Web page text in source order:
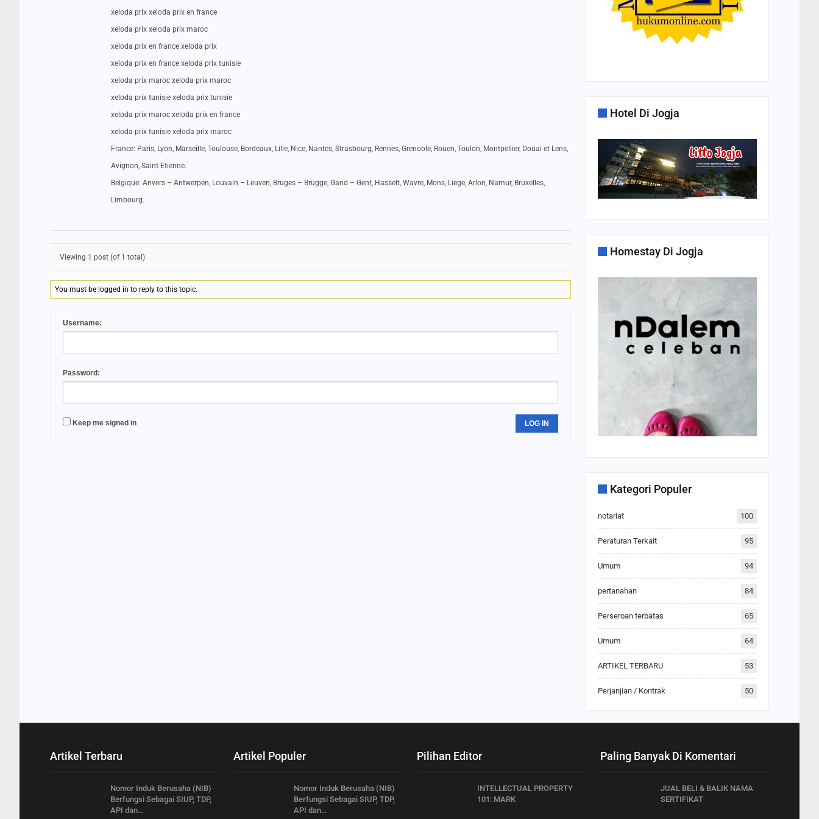
xeloda prix xeloda prix en france
xeloda prix xeloda prix maroc
xeloda prix en france xeloda prix
xeloda prix en france xeloda prix tunisie
xeloda prix maroc xeloda prix maroc
xeloda prix tunisie xeloda prix tunisie
xeloda prix maroc xeloda prix en france
xeloda prix tunisie xeloda prix maroc
France: Paris, Lyon, Marseille, Toulouse, Bordeaux, Lille, Nice, Nantes, Strasbourg, Rennes, Grenoble, Rouen, Toulon, Montpellier, Douai et Lens,
Avignon, Saint-Etienne.
Belgique: Anvers – Antwerpen, Louvain – Leuven, Bruges – Brugge, Gand – Gent, Hasselt, Wavre, Mons, Liege, Arlon, Namur, Bruxelles,
Limbourg.
Viewing 1 post (of 1 total)
You must be logged in to reply to this topic.
Username:
Password:
Keep me signed in LOG IN
Hotel Di Jogja
Homestay Di Jogja
Kategori Populer
notariat 100
Peraturan Terkait 95
Umum 94
pertanahan 84
Perseroan terbatas 65
Umum 64
ARTIKEL TERBARU 53
Perjanjian / Kontrak 50
Artikel Terbaru
Nomor Induk Berusaha (NIB)
Berfungsi Sebagai SIUP, TDP,
API dan…
Artikel Populer
Nomor Induk Berusaha (NIB)
Berfungsi Sebagai SIUP, TDP,
API dan…
Pilihan Editor
INTELLECTUAL PROPERTY
101: MARK
Paling Banyak Di Komentari
JUAL BELI & BALIK NAMA
SERTIFIKAT